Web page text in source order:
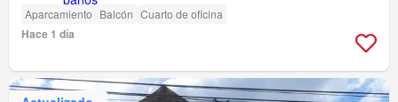
Aparcamiento Balcón Cuarto de oficina
Hace 1 día